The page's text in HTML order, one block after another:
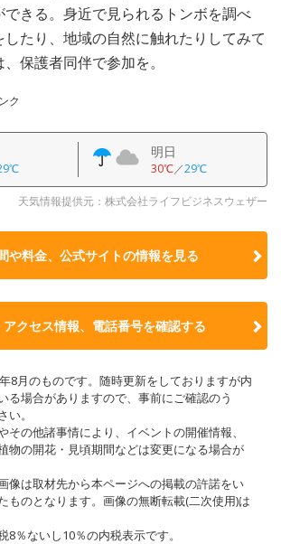
きる。身近で見られるトンボを調べ
たり、地域の自然に触れたりしてみて
保護者同伴で参加を。
ク
明日
30℃／29℃
天気情報提供元：株式会社ライフビジネスウェザー
や料金、公式サイトの情報を見る
クセス情報、電話番号を確認する
8月のものです。随時更新をしておりますが内
る場合がありますので、事前にご確認のう
。
の他諸事情により、イベントの開催情報、
物の開花・見頃期間などは変更になる場合が
像は取材先から本ページへの掲載の許諾をい
ものとなります。画像の無断転載(二次使用)は
％ないし10％の内税表示です。